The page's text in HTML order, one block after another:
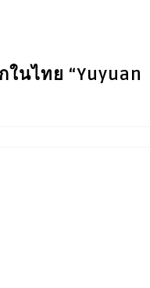
นไทย​ “Yuyuan